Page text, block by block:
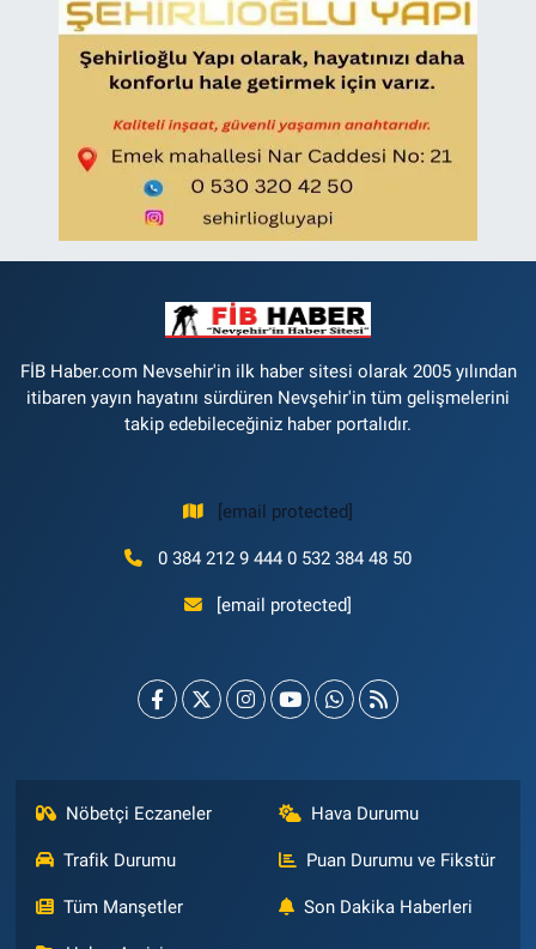
FİB Haber.com Nevsehir'in ilk haber sitesi olarak 2005 yılından
itibaren yayın hayatını sürdüren Nevşehir'in tüm gelişmelerini
takip edebileceğiniz haber portalıdır.
[email protected]
0 384 212 9 444 0 532 384 48 50
[email protected]
Nöbetçi Eczaneler Hava Durumu
Trafik Durumu Puan Durumu ve Fikstür
Tüm Manşetler Son Dakika Haberleri